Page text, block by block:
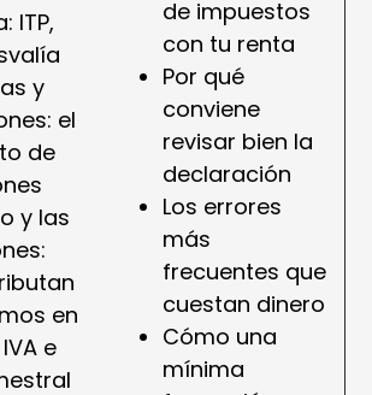
ITP,
y
el
de
y las
en
e
de impuestos
con tu renta
Por qué
conviene
revisar bien la
declaración
Los errores
más
frecuentes que
cuestan dinero
Cómo una
mínima